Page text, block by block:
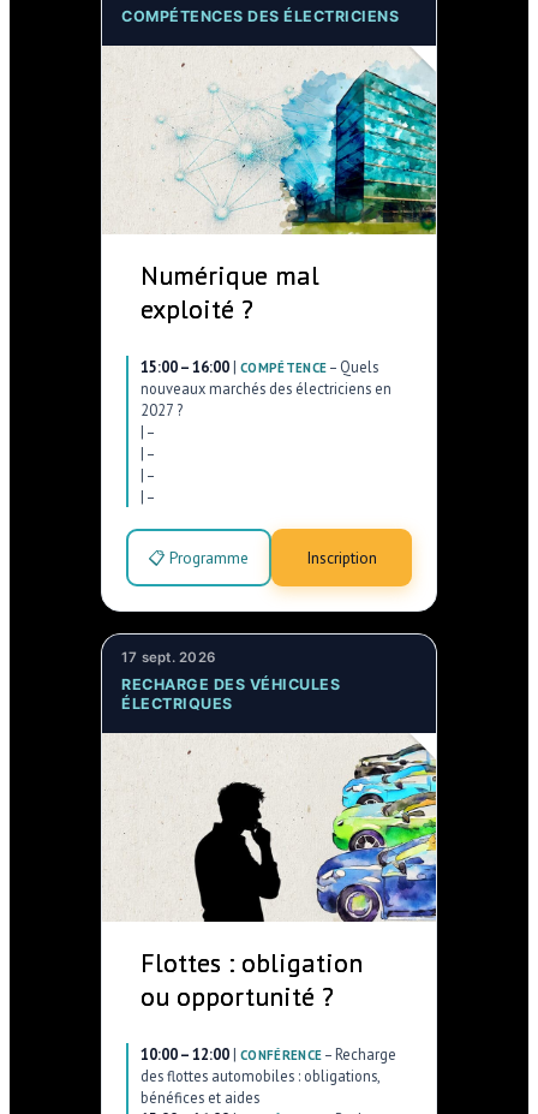
COMPÉTENCES DES ÉLECTRICIENS
Numérique mal
exploité ?
15:00 – 16:00 | COMPÉTENCE – Quels
nouveaux marchés des électriciens en
2027 ?
| –
| –
| –
| –
📋 Programme Inscription
17 sept. 2026
RECHARGE DES VÉHICULES
ÉLECTRIQUES
Flottes : obligation
ou opportunité ?
10:00 – 12:00 | CONFÉRENCE – Recharge
des flottes automobiles : obligations,
bénéfices et aides